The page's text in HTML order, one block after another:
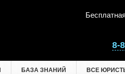
8-
БАЗА ЗНАНИЙ ВСЕ